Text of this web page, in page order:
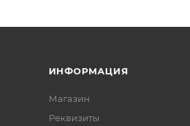
52.2/39.8 (коническая)
ИНФОРМАЦИЯ
Магазин
Реквизиты